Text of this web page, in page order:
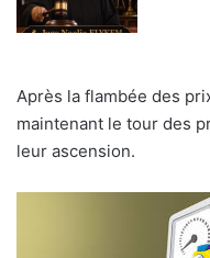
Après la flambée des
maintenant le tour des
leur ascension.